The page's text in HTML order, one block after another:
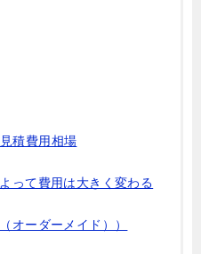
積費用相場
って費用は大きく変わる
オーダーメイド））